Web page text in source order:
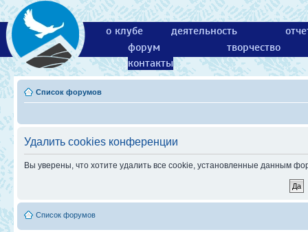
о клубе деятельность
форум
творчество
контакты
Список форумов
Удалить cookies конференции
Вы уверены, что хотите удалить все cookie, установленные данным
Список форумов